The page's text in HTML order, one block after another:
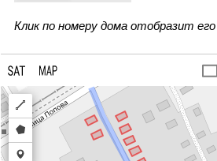
Клик по номеру дома отобразит
Draw
a
polyline
Draw
a
Draw